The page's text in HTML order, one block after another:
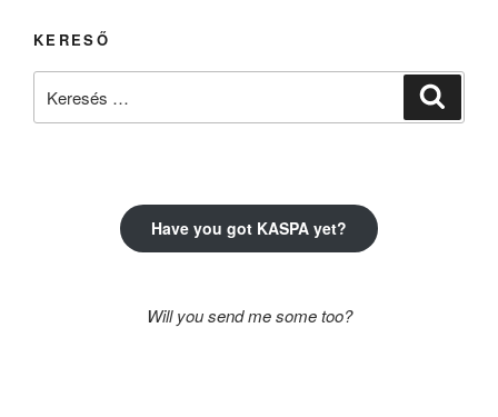
KERESŐ
Have you got KASPA yet?
Will you send me some too?